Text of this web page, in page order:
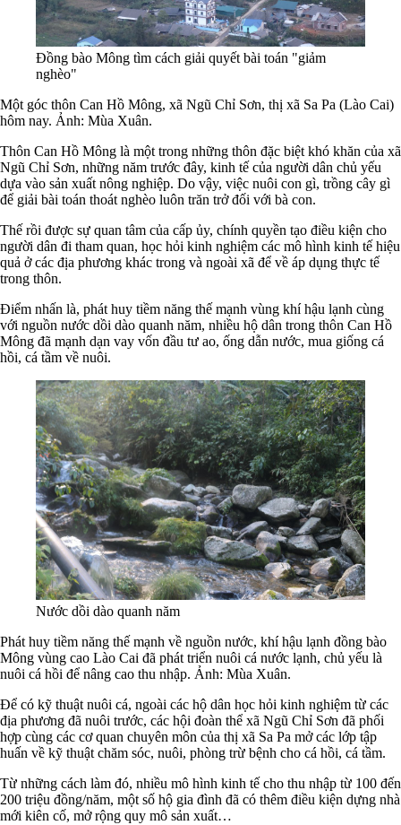
Đồng bào Mông tìm cách giải quyết bài toán "giảm
nghèo"
Một góc thôn Can Hồ Mông, xã Ngũ Chỉ Sơn, thị xã Sa Pa (Lào Cai)
hôm nay. Ảnh: Mùa Xuân.
Thôn Can Hồ Mông là một trong những thôn đặc biệt khó khăn của xã
Ngũ Chỉ Sơn, những năm trước đây, kinh tế của người dân chủ yếu
dựa vào sản xuất nông nghiệp. Do vậy, việc nuôi con gì, trồng cây gì
để giải bài toán thoát nghèo luôn trăn trở đối với bà con.
Thế rồi được sự quan tâm của cấp ủy, chính quyền tạo điều kiện cho
người dân đi tham quan, học hỏi kinh nghiệm các mô hình kinh tế hiệu
quả ở các địa phương khác trong và ngoài xã để về áp dụng thực tế
trong thôn.
Điểm nhấn là, phát huy tiềm năng thế mạnh vùng khí hậu lạnh cùng
với nguồn nước dồi dào quanh năm, nhiều hộ dân trong thôn Can Hồ
Mông đã mạnh dạn vay vốn đầu tư ao, ống dẫn nước, mua giống cá
hồi, cá tầm về nuôi.
Nước dồi dào quanh năm
Phát huy tiềm năng thế mạnh về nguồn nước, khí hậu lạnh đồng bào
Mông vùng cao Lào Cai đã phát triển nuôi cá nước lạnh, chủ yếu là
nuôi cá hồi để nâng cao thu nhập. Ảnh: Mùa Xuân.
Để có kỹ thuật nuôi cá, ngoài các hộ dân học hỏi kinh nghiệm từ các
địa phương đã nuôi trước, các hội đoàn thể xã Ngũ Chỉ Sơn đã phối
hợp cùng các cơ quan chuyên môn của thị xã Sa Pa mở các lớp tập
huấn về kỹ thuật chăm sóc, nuôi, phòng trừ bệnh cho cá hồi, cá tầm.
Từ những cách làm đó, nhiều mô hình kinh tế cho thu nhập từ 100 đến
200 triệu đồng/năm, một số hộ gia đình đã có thêm điều kiện dựng nhà
mới kiên cố, mở rộng quy mô sản xuất…